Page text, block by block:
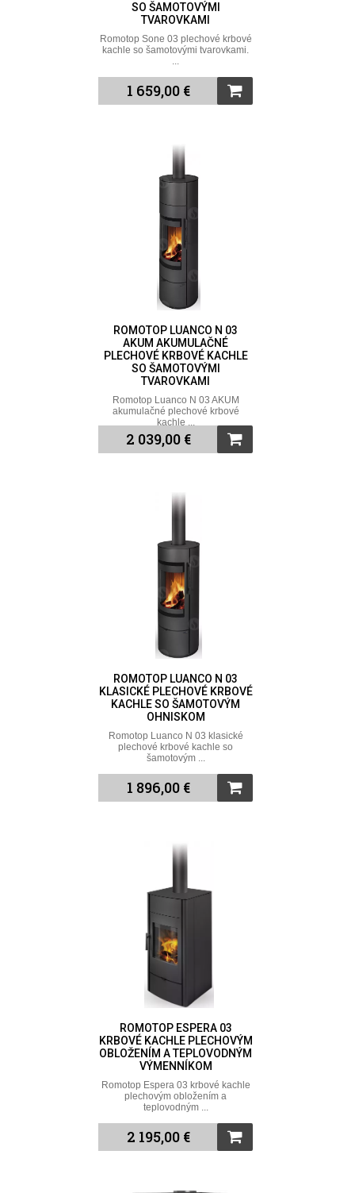
SO ŠAMOTOVÝMI
TVAROVKAMI
Romotop Sone 03 plechové krbové
kachle so šamotovými tvarovkami.
...
1 659,00 €
ROMOTOP LUANCO N 03
AKUM AKUMULAČNÉ
PLECHOVÉ KRBOVÉ KACHLE
SO ŠAMOTOVÝMI
TVAROVKAMI
Romotop Luanco N 03 AKUM
akumulačné plechové krbové
kachle ...
2 039,00 €
ROMOTOP LUANCO N 03
KLASICKÉ PLECHOVÉ KRBOVÉ
KACHLE SO ŠAMOTOVÝM
OHNISKOM
Romotop Luanco N 03 klasické
plechové krbové kachle so
šamotovým ...
1 896,00 €
ROMOTOP ESPERA 03
KRBOVÉ KACHLE PLECHOVÝM
OBLOŽENÍM A TEPLOVODNÝM
VÝMENNÍKOM
Romotop Espera 03 krbové kachle
plechovým obložením a
teplovodným ...
2 195,00 €